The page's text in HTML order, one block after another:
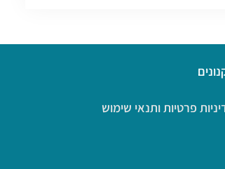
פרטיות ותנאי שימוש